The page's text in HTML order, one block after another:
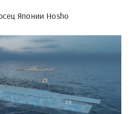
Японии Hosho